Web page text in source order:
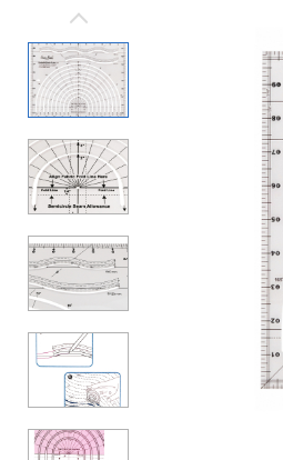
вишивальні машини
Коверлоки, оверлоки,
плоскошовні машини
В'язальні машини
Аксесуари
Бренди